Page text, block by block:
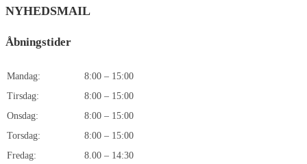
NYHEDSMAIL
Åbningstider
Mandag:
8:00 – 15:00
Tirsdag:
8:00 – 15:00
Onsdag:
8:00 – 15:00
Torsdag:
8:00 – 15:00
Fredag:
8.00 – 14:30